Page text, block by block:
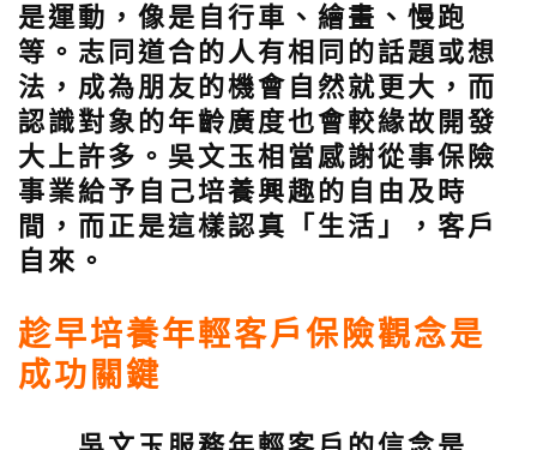
是運動，像是自行車、繪畫、慢跑
等。志同道合的人有相同的話題或想
法，成為朋友的機會自然就更大，而
認識對象的年齡廣度也會較緣故開發
大上許多。吳文玉相當感謝從事保險
事業給予自己培養興趣的自由及時
間，而正是這樣認真「生活」，客戶
自來。
趁早培養年輕客戶保險觀念是
成功關鍵